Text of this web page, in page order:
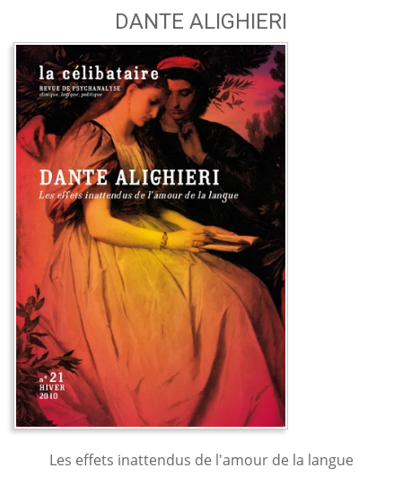
DANTE ALIGHIERI
Les effets inattendus de l'amour de la langue